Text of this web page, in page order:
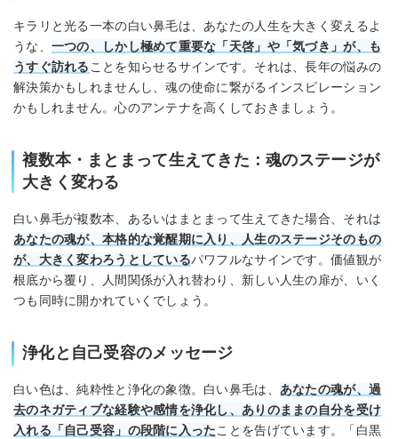
キラリと光る一本の白い鼻毛は、あなたの人生を大きく変えるよ
うな、 一つの、しかし極めて重要な「天啓」や「気づき」が、も
うすぐ訪れる ことを知らせるサインです。それは、長年の悩みの
解決策かもしれませんし、魂の使命に繋がるインスピレーション
かもしれません。心のアンテナを高くしておきましょう。
複数本・まとまって生えてきた：魂のステージが
大きく変わる
白い鼻毛が複数本、あるいはまとまって生えてきた場合、それは
あなたの魂が、本格的な覚醒期に入り、人生のステージそのもの
が、大きく変わろうとしているパワフルなサインです。価値観が
根底から覆り、人間関係が入れ替わり、新しい人生の扉が、いく
つも同時に開かれていくでしょう。
浄化と自己受容のメッセージ
白い色は、純粋性と浄化の象徴。白い鼻毛は、 あなたの魂が、過
去のネガティブな経験や感情を浄化し、ありのままの自分を受け
入れる「自己受容」の段階に入ったことを告げています。「白黒